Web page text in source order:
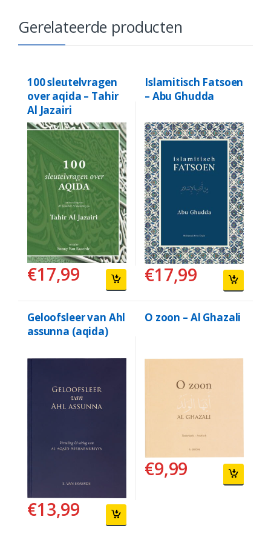
Gerelateerde producten
100 sleutelvragen
over aqida – Tahir
Al Jazairi
€17,99
Islamitisch Fatsoen
– Abu Ghudda
€17,99
Geloofsleer van Ahl
assunna (aqida)
€13,99
O zoon – Al Ghazali
€9,99